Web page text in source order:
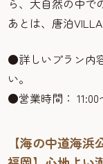
ら、大自然の中で
あとは、唐泊
●詳しいプラン内
い。
●営業時間： 11:00
【海の中道海